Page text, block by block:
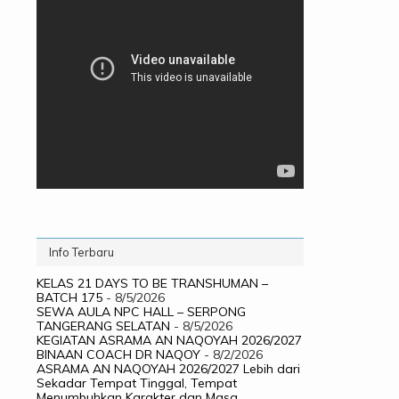
Info Terbaru
KELAS 21 DAYS TO BE TRANSHUMAN –
BATCH 175 - 8/5/2026
SEWA AULA NPC HALL – SERPONG
TANGERANG SELATAN - 8/5/2026
KEGIATAN ASRAMA AN NAQOYAH 2026/2027
BINAAN COACH DR NAQOY - 8/2/2026
ASRAMA AN NAQOYAH 2026/2027 Lebih dari
Sekadar Tempat Tinggal, Tempat